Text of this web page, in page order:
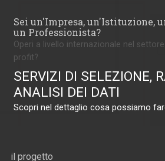
Sei un'Impresa, un'Istituzione,
un Professionista?
Operi a livello internazionale nel
profit?
SERVIZI DI SELEZIONE,
ANALISI DEI DATI
Scopri nel dettaglio cosa possiamo
il progetto